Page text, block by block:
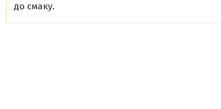
до смаку.